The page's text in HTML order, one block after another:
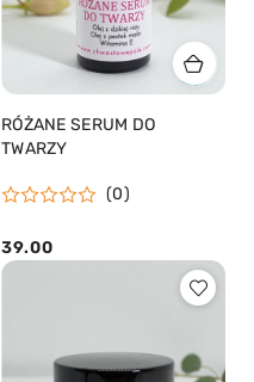
RÓŻANE SERUM DO
TWARZY
(0)
Cena:
39.00